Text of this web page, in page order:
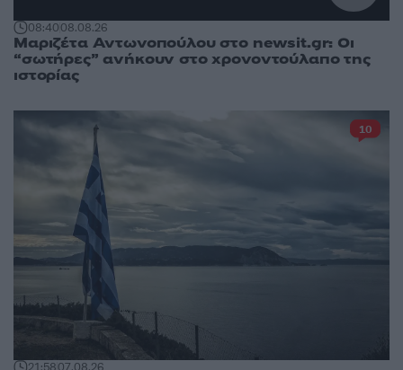
08:4008.08.26
Μαριζέτα Αντωνοπούλου στο newsit.gr: Οι
“σωτήρες” ανήκουν στο χρονοντούλαπο της
ιστορίας
10